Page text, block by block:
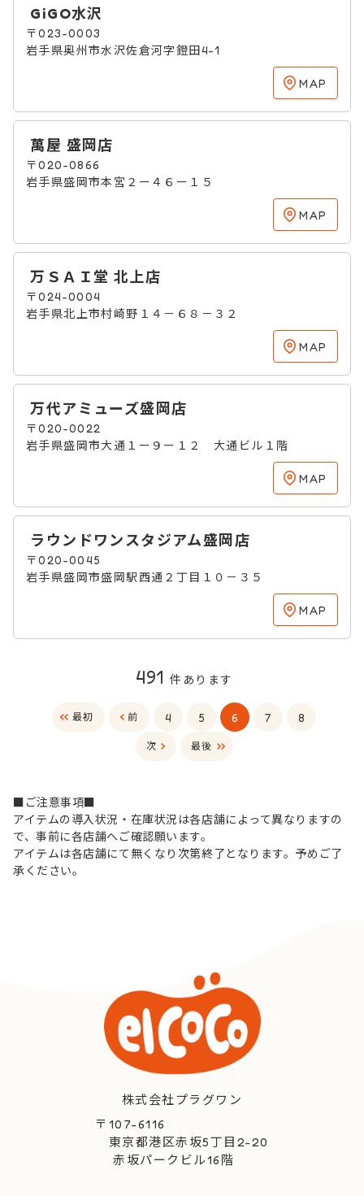
GiGO水沢
〒023-0003
岩手県奥州市水沢佐倉河字鐙田4-1
MAP
萬屋 盛岡店
〒020-0866
岩手県盛岡市本宮２ー４６ー１５
MAP
万ＳＡＩ堂 北上店
〒024-0004
岩手県北上市村崎野１４－６８－３２
MAP
万代アミューズ盛岡店
〒020-0022
岩手県盛岡市大通１ー９ー１２ 大通ビル１階
MAP
ラウンドワンスタジアム盛岡店
〒020-0045
岩手県盛岡市盛岡駅西通２丁目１０－３５
MAP
491 件あります
最初 前 4 5 6 7 8
次 最後
■ご注意事項■
アイテムの導入状況・在庫状況は各店舗によって異なりますの
で、事前に各店舗へご確認願います。
アイテムは各店舗にて無くなり次第終了となります。予めご了
承ください。
株式会社プラグワン
〒107-6116
東京都港区赤坂5丁目2-20
赤坂パークビル16階